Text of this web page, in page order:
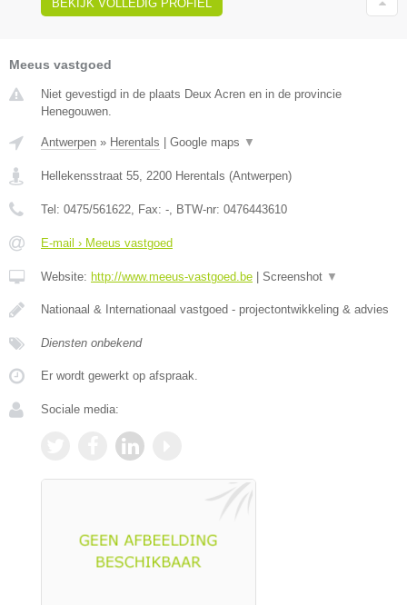
BEKIJK VOLLEDIG PROFIEL
Meeus vastgoed
Niet gevestigd in de plaats Deux Acren en in de provincie
Henegouwen.
Antwerpen » Herentals Google maps ▼
Hellekensstraat 55, 2200 Herentals (Antwerpen)
Tel: 0475/561622, Fax: -, BTW-nr: 0476443610
E-mail › Meeus vastgoed
Website: http://www.meeus-vastgoed.be Screenshot ▼
Nationaal & Internationaal vastgoed - projectontwikkeling & advies
Diensten onbekend
Er wordt gewerkt op afspraak.
Sociale media: